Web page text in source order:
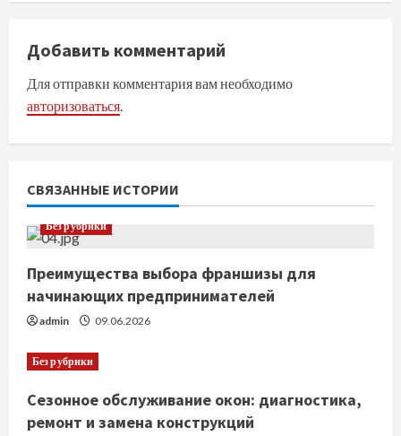
ж
и
ч
т
е
н
и
е
Добавить комментарий
Для отправки комментария вам необходимо
авторизоваться.
СВЯЗАННЫЕ ИСТОРИИ
Без рубрики
Преимущества выбора франшизы для
начинающих предпринимателей
admin 09.06.2026
Без рубрики
Сезонное обслуживание окон: диагностика,
ремонт и замена конструкций